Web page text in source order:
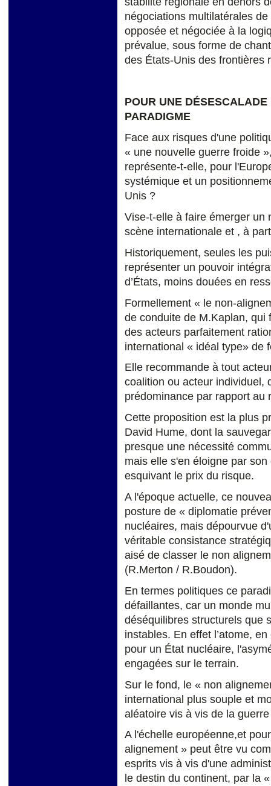
négociations multilatérales
opposée et négociée à la
prévalue, sous forme de
des États-Unis des frontières
POUR UNE
PARADIGME
Face aux risques d'une
« une nouvelle guerre froide
représente-t-elle, pour
systémique et un
Unis ?
Vise-t-elle à faire émerger un
scène internationale et , à
Historiquement, seules les
représenter un pouvoir
d’États, moins douées en
Formellement « le non-
de conduite de M.Kaplan, qui
des acteurs parfaitement
international « idéal type» de
Elle recommande à tout
coalition ou acteur individuel,
prédominance par rapport au
Cette proposition est la plus
David Hume, dont la
presque une nécessité
mais elle s'en éloigne par
esquivant le prix du risque.
A l'époque actuelle, ce
posture de « diplomatie
nucléaires, mais dépourvue
véritable consistance
aisé de classer le non
(R.Merton / R.Boudon).
En termes politiques ce
défaillantes, car un monde
déséquilibres structurels que
instables. En effet l’atome,
pour un État nucléaire,
engagées sur le terrain.
Sur le fond, le « non
international plus souple et
aléatoire vis à vis de la
A l'échelle européenne,et
alignement » peut être vu
esprits vis à vis d'une
le destin du continent, par la